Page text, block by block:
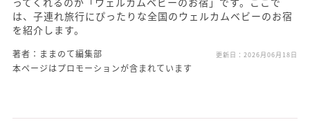
は、子連れ旅行にぴったりな全国のウェルカムベビーのお宿
を紹介します。
著者：ままのて編集部 更新日： 2026月06月18日
本ページはプロモーションが含まれています